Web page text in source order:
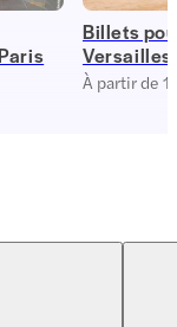
Billets
Versailles
À partir de